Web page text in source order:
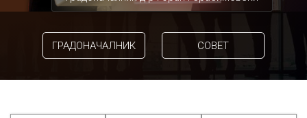
ГРАДОНАЧАЛНИК СОВЕТ